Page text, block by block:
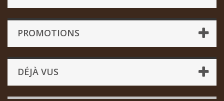
PROMOTIONS
DÉJÀ VUS